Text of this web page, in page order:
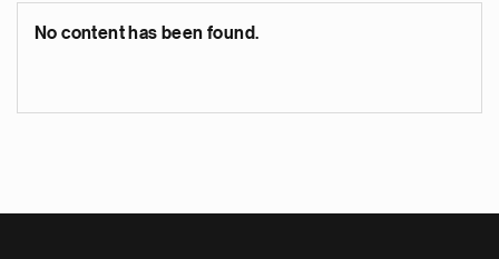
No content has been found.